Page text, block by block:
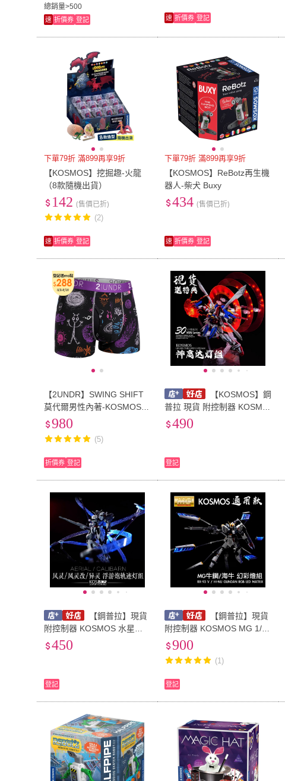
總銷量>500
速 折價券 登記 速 折價券 登記
下單79折 滿899再享9折
【KOSMOS】挖掘趣-火龍
（8款隨機出貨）
142 (售價已折)
(2)
速 折價券 登記
下單79折 滿899再享9折
【KOSMOS】ReBotz再生機
器人-柴犬 Buxy
434 (售價已折)
速 折價券 登記
【2UNDR】SWING SHIFT
莫代爾男性內著-KOSMOS(3
吋)980
(5)
折價券 登記
【KOSMOS】鋼
普拉 現貨 附控制器 KOSMO
S RG 1/144 #37 神鋼彈 神
490
登記
【鋼普拉】現貨
附控制器 KOSMOS 水星的
魔女 HG 風靈 修改型 異靈
450
登記
【鋼普拉】現貨
附控制器 KOSMOS MG 1/1
00 RX-93 V 牛鋼 海牛 通用
件
900
(1)
登記